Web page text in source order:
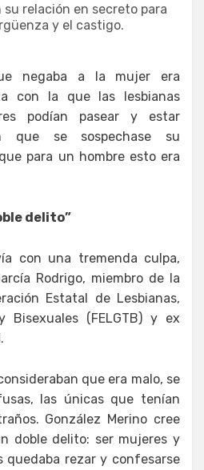
su relación en secreto para
y el castigo.
negaba a la mujer era
con la que las lesbianas
podían pasear y estar
que se sospechase su
para un hombre esto era
delito”
con una tremenda culpa,
Rodrigo, miembro de la
Estatal de Lesbianas,
Bisexuales (FELGTB) y ex
que era malo, se
las únicas que tenían
González Merino cree
doble delito: ser mujeres y
quedaba rezar y confesarse